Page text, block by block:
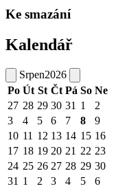
Ke smazání
Kalendář
Srpen2026
Po Út St Čt Pá So Ne
27 28 29 30 31 1
2
3
4 5 6 7 8
9
10 11 12 13 14 15 16
17 18 19 20 21 22 23
24 25 26 27 28 29 30
31 1 2 3 4 5 6